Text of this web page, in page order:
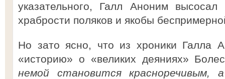
указательного, Галл Аноним
храбрости поляков и якобы
Но зато ясно, что из хроники Галла
«историю» о «великих деяниях»
немой становится красноречивым,